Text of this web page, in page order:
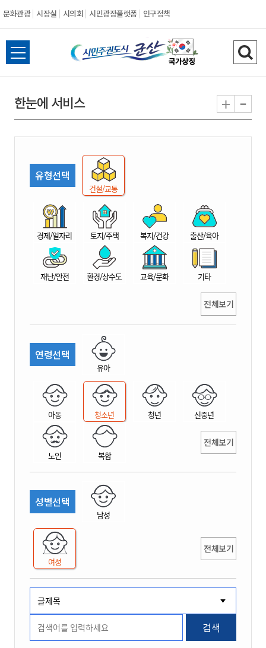
문화관광 시장실 시의회 시민광장플랫폼 인구정책
시
민
권
도
시
산
전
체
뉴
열
검
색
기
한눈에 서비스 + -
유형선택
건설/교통
경제/일자리 토지/주택 복지/건강 출산/육아
재난/안전 환경/상수도 교육/문화 기타
전체보기
연령선택
유아
아동 청소년 청년 신중년
노인 복합
전체보기
성별선택
남성
여성
전체보기
검색